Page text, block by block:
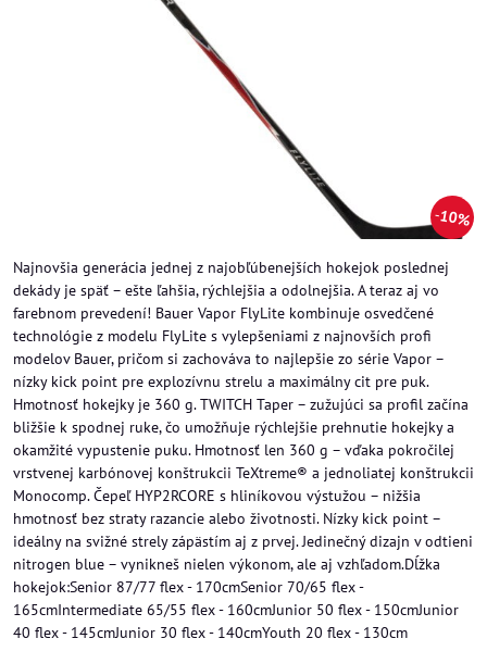
10%
Najnovšia generácia jednej z najobľúbenejších hokejok poslednej
dekády je späť – ešte ľahšia, rýchlejšia a odolnejšia. A teraz aj vo
farebnom prevedení! Bauer Vapor FlyLite kombinuje osvedčené
technológie z modelu FlyLite s vylepšeniami z najnovších profi
modelov Bauer, pričom si zachováva to najlepšie zo série Vapor –
nízky kick point pre explozívnu strelu a maximálny cit pre puk.
Hmotnosť hokejky je 360 g. TWITCH Taper – zužujúci sa profil začína
bližšie k spodnej ruke, čo umožňuje rýchlejšie prehnutie hokejky a
okamžité vypustenie puku. Hmotnosť len 360 g – vďaka pokročilej
vrstvenej karbónovej konštrukcii TeXtreme® a jednoliatej konštrukcii
Monocomp. Čepeľ HYP2RCORE s hliníkovou výstužou – nižšia
hmotnosť bez straty razancie alebo životnosti. Nízky kick point –
ideálny na svižné strely zápästím aj z prvej. Jedinečný dizajn v odtieni
nitrogen blue – vynikneš nielen výkonom, ale aj vzhľadom.Dĺžka
hokejok:Senior 87/77 flex - 170cmSenior 70/65 flex -
165cmIntermediate 65/55 flex - 160cmJunior 50 flex - 150cmJunior
40 flex - 145cmJunior 30 flex - 140cmYouth 20 flex - 130cm